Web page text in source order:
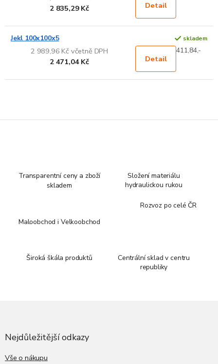
2 835,29 Kč
Detail
Jekl 100x100x5 skladem
2 989,96 Kč včetně DPH
2 471,04 Kč
Detail
411,84,-
Transparentní ceny a zboží
skladem
Složení materiálu
hydraulickou rukou
Maloobchod i Velkoobchod
Rozvoz po celé ČR
Široká škála produktů
Centrální sklad v centru
republiky
Nejdůležitější odkazy
Vše o nákupu